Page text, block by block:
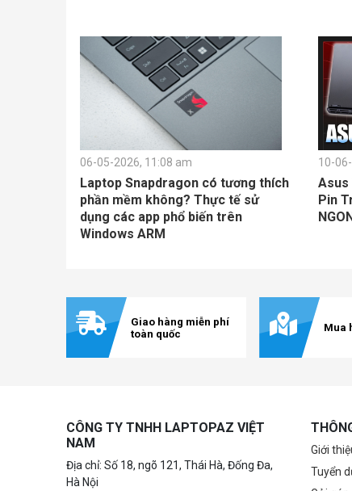
06-05-2026, 11:08 am
Laptop Snapdragon có tương thích
phần mềm không? Thực tế sử
dụng các app phổ biến trên
Windows ARM
10-
Asus
Pin
Giao hàng miễn phí
toàn quốc
Mua
CÔNG TY TNHH LAPTOPAZ VIỆT
NAM
Địa chỉ: Số 18, ngõ 121, Thái Hà, Đống Đa,
Hà Nội
Giới
Tuyển